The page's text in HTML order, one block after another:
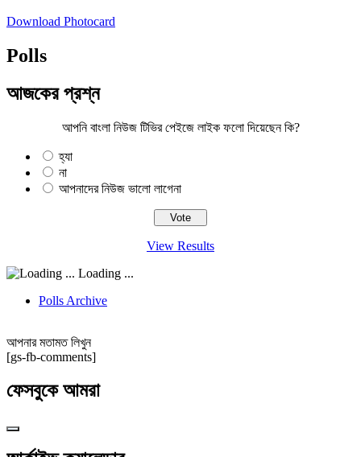
Download Photocard
Polls
আজকের প্রশ্ন
আপনি বাংলা নিউজ টিভির পেইজে লাইক ফলো দিয়েছেন কি?
হ্যা
না
আপনাদের নিউজ ভালো লাগেনা
View Results
Loading ...
Polls Archive
আপনার মতামত লিখুন
[gs-fb-comments]
ফেসবুকে আমরা